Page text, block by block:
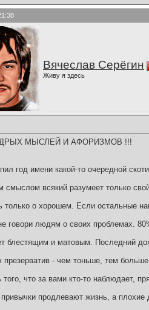
Вячеслав Серёгин
Живу я здесь
МЫСЛЕЙ И АФОРИЗМОВ !!!
год имени какой-то очередной
смыслом всякий разумеет только
только о хорошем. Если остальные
говори людям о своих проблемах.
блестящим и матовым. Последний
- чем тоньше, тем
того, что за вами кто-то наблюдает,
продлевают жизнь, а плохие